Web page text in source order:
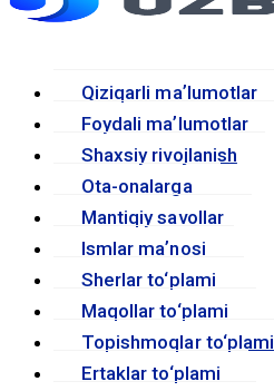
Qiziqarli maʼlumotlar
Foydali maʼlumotlar
Shaxsiy rivojlanish
Ota-onalarga
Mantiqiy savollar
Ismlar maʼnosi
Sherlar to‘plami
Maqollar to‘plami
Topishmoqlar to‘plami
Ertaklar to‘plami